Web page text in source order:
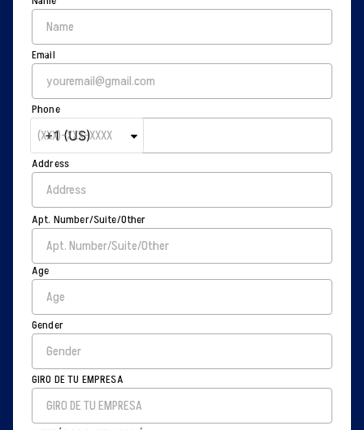
Email
Phone
Address
Apt. Number/Suite/Other
Age
Gender
GIRO DE TU EMPRESA